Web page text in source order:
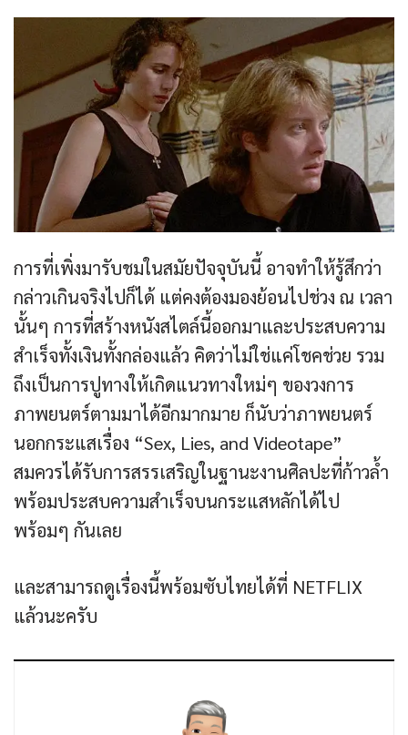
การที่เพิ่งมารับชมในสมัยปัจจุบันนี้ อาจทำให้รู้สึกว่า
กล่าวเกินจริงไปก็ได้ แต่คงต้องมองย้อนไปช่วง ณ เวลา
นั้นๆ การที่สร้างหนังสไตล์นี้ออกมาและประสบความ
สำเร็จทั้งเงินทั้งกล่องแล้ว คิดว่าไม่ใช่แค่โชคช่วย รวม
ถึงเป็นการปูทางให้เกิดแนวทางใหม่ๆ ของวงการ
ภาพยนตร์ตามมาได้อีกมากมาย ก็นับว่าภาพยนตร์
นอกกระแสเรื่อง “Sex, Lies, and Videotape”
สมควรได้รับการสรรเสริญในฐานะงานศิลปะที่ก้าวล้ำ
พร้อมประสบความสำเร็จบนกระแสหลักได้ไป
พร้อมๆ กันเลย
และสามารถดูเรื่องนี้พร้อมซับไทยได้ที่ NETFLIX
แล้วนะครับ